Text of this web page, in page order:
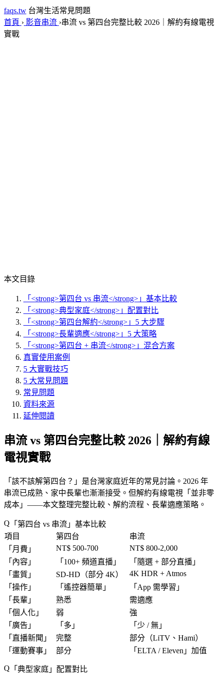
faqs.tw 台灣生活常見問題
首頁 › 影音串流 ›串流 vs 第四台完整比較 2026｜解約有線電視
實戰
本文目錄
「<strong>第四台 vs 串流</strong>」基本比較
「<strong>典型家庭</strong>」配置對比
「<strong>第四台解約</strong>」5 大步驟
「<strong>長輩適應</strong>」5 大策略
「<strong>第四台 + 串流</strong>」混合方案
真實使用案例
5 大實戰技巧
5 大常見問題
常見問題
資料來源
延伸閱讀
串流 vs 第四台完整比較 2026｜解約有線
電視實戰
「 該不該解第四台？ 」是台灣家庭近年的常見討論。2026 年
串流已成熟、家中長輩也漸漸接受。但解約有線電視「 並非零
成本 」——本文整理完整比較、解約流程、長輩適應策略。
「 第四台 vs 串流 」基本比較
項目
第四台
串流
「 月費 」 NT$ 500-700
NT$ 800-2,000
「 內容 」 「 100+ 頻道直播 」 「 隨選 + 部分直播 」
「 畫質 」 SD-HD（部分 4K）
4K HDR + Atmos
「 操作 」 「 遙控器簡單 」 「 App 需學習 」
「 長輩 」 熟悉
需適應
「 個人化 」 弱
強
「 廣告 」 「 多 」 「 少 / 無 」
「 直播新聞 」 完整
部分（LiTV、Hami）
「 運動賽事 」 部分 「 ELTA / Eleven 」加值
「 典型家庭 」配置對比